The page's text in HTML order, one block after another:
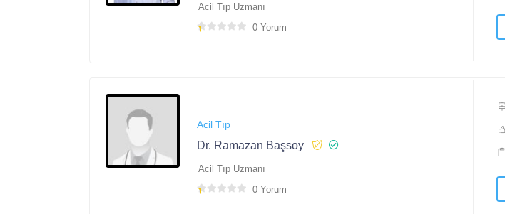
Acil Tıp Uzmanı
0 Yorum
Acil Tıp
Dr. Ramazan Başsoy
Acil Tıp Uzmanı
0 Yorum